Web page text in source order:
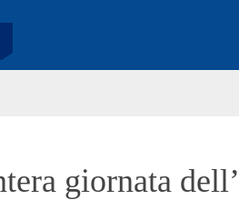
giornata